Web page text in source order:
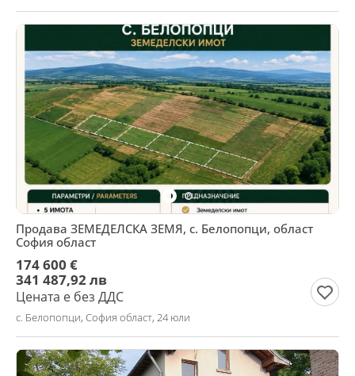
Продава ЗЕМЕДЕЛСКА ЗЕМЯ, с. Белопопци, област
София област
174 600 €
341 487,92 лв
Цената е без ДДС
с. Белопопци, София област, 24 юли